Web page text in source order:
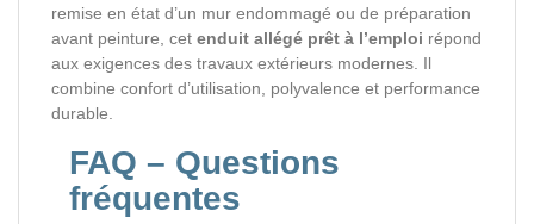
remise en état d’un mur endommagé ou de préparation
avant peinture, cet enduit allégé prêt à l’emploi répond
aux exigences des travaux extérieurs modernes. Il
combine confort d’utilisation, polyvalence et performance
durable.
FAQ – Questions
fréquentes